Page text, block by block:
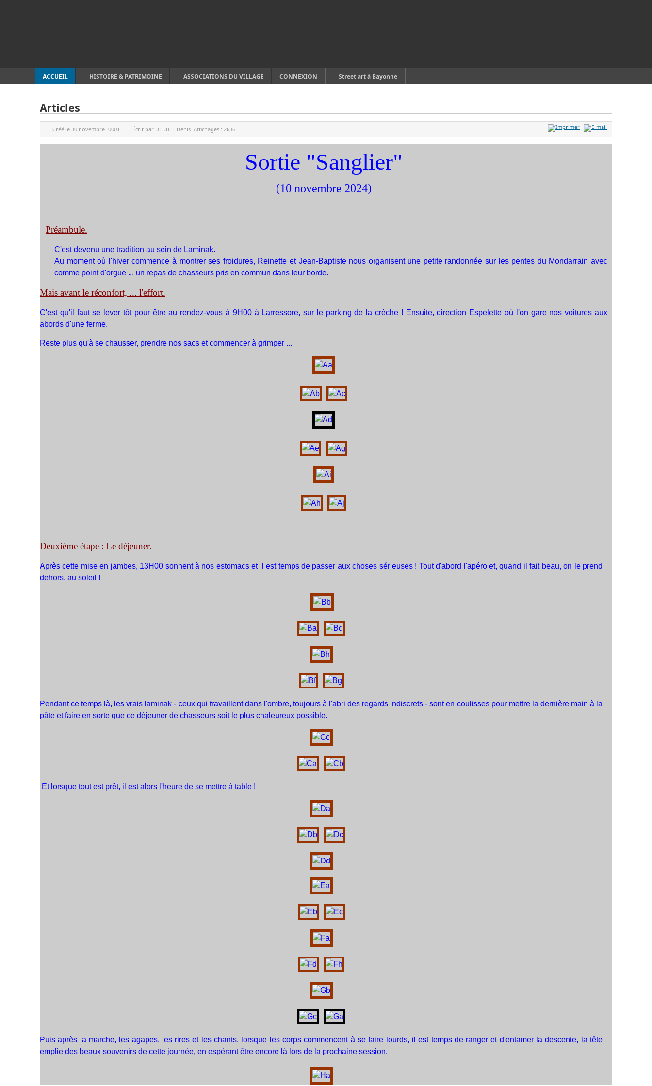
ACCUEIL HISTOIRE & PATRIMOINE ASSOCIATIONS DU VILLAGE CONNEXION Street art à Bayonne
Articles
Créé le 30 novembre -0001 Écrit par DEUBEL Denis Affichages : 2636
Sortie "Sanglier"
(10 novembre 2024)
Préambule.
C'est devenu une tradition au sein de Laminak.
Au moment où l'hiver commence à montrer ses froidures, Reinette et Jean-Baptiste nous organisent une petite randonnée sur les pentes du Mondarrain avec
comme point d'orgue ... un repas de chasseurs pris en commun dans leur borde.
Mais avant le réconfort, ... l'effort.
C'est qu'il faut se lever tôt pour être au rendez-vous à 9H00 à Larressore, sur le parking de la crèche ! Ensuite, direction Espelette où l'on gare nos voitures aux
abords d'une ferme.
Reste plus qu'à se chausser, prendre nos sacs et commencer à grimper ...
Deuxième étape : Le déjeuner.
Après cette mise en jambes, 13H00 sonnent à nos estomacs et il est temps de passer aux choses sérieuses ! Tout d'abord l'apéro et, quand il fait beau, on le prend
dehors, au soleil !
Pendant ce temps là, les vrais laminak - ceux qui travaillent dans l'ombre, toujours à l'abri des regards indiscrets - sont en coulisses pour mettre la dernière main à la
pâte et faire en sorte que ce déjeuner de chasseurs soit le plus chaleureux possible.
Et lorsque tout est prêt, il est alors l'heure de se mettre à table !
Puis après la marche, les agapes, les rires et les chants, lorsque les corps commencent à se faire lourds, il est temps de ranger et d'entamer la descente, la tête
emplie des beaux souvenirs de cette journée, en espérant être encore là lors de la prochaine session.